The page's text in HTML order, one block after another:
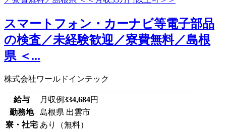
スマートフォン・カーナビ等電子部品
の検査／未経験歓迎／寮費無料／島根
県 ＜...
株式会社ワールドインテック
給与 月収例334,684円
勤務地
島根県 出雲市
寮・社宅 あり（無料）